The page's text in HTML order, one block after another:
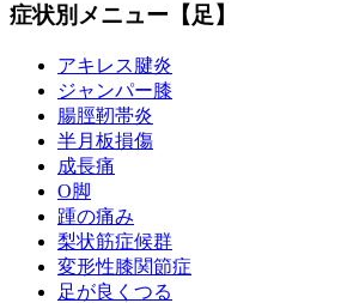
症状別メニュー【足】
アキレス腱炎
ジャンパー膝
腸脛靭帯炎
半月板損傷
成長痛
O脚
踵の痛み
梨状筋症候群
変形性膝関節症
足が良くつる